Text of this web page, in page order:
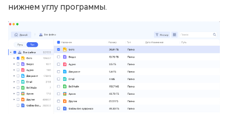
нижнем углу программы.